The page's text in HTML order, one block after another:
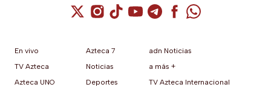
Cuenta de X / Twitter (se abre en una
Cuenta de Instagram (se abre en una
Cuenta de TikTok (se abre en
Cuenta de YouTube (se abre
Cuenta de Telegram (se
Cuenta de
Cuenta de
En vivo
TV Azteca
Azteca UNO
Azteca 7
Noticias
Deportes
adn Noticias
a más +
TV Azteca Internacional